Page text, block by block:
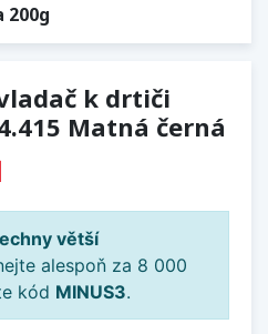
200g
k drtiči
Matná černá
větší
alespoň za 8 000
kód MINUS3.